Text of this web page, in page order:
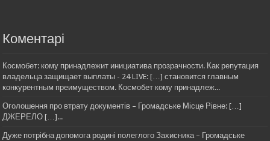
Коментарі
Космобет: кому принадлежит инициатива прозрачности. Как репутация
владельца защищает выплаты - 24 LIVE: […] становится главным
конкурентным преимуществом. Космобет кому принадлеж...
Оголошення про втрату документів – Громадське Місце Рівне: […]
ДЖЕРЕЛО […]...
Дуже потрібна допомога родині полеглого Захисника – Громадське